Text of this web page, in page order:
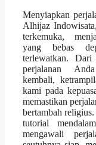
Menyiapkan
Alhijaz
terkemuka,
yang bebas
terlewatkan.
perjalanan
kembali,
kami pada
memastikan
bertambah
tutorial
mengawali